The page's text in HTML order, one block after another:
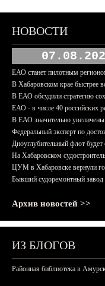
НОВОСТИ
ЕАО станет пилотным
В Хабаровском крае быстрее
В ЕАО обсудили стратегию
ЕАО - в числе 40 российских
В ЕАО значительно
Федеральный эксперт по
Дноуглубительный флот
На Хабаровском
ЦУМ в Хабаровске вернули
Бывший судоремонтный завод
Архив новостей >>
ИЗ БЛОГОВ
Районная библиотека в